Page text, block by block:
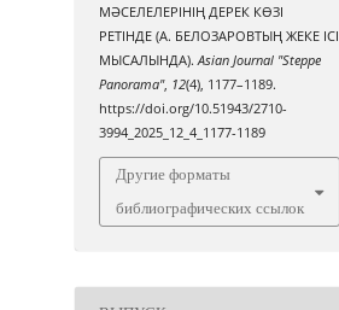
МӘСЕЛЕЛЕРІНІҢ ДЕРЕК КӨЗІ
РЕТІНДЕ (А. БЕЛОЗАРОВТЫҢ ЖЕКЕ ІСІ
МЫСАЛЫНДА).Asian Journal "Steppe
Panorama", 12(4), 1177–1189.
https://doi.org/10.51943/2710-
3994_2025_12_4_1177-1189
Другие форматы
библиографических ссылок